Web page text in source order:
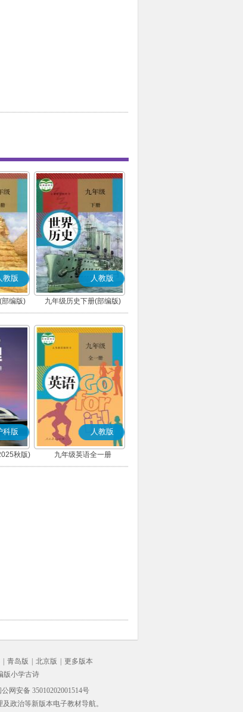
教版
部编版)
人教版
九年级历史下册(部编版)
科版
秋版)
人教版
九年级英语全一册
青岛版 北京版
更多版本
版小学古诗
公网安备 35010202001514号
政治等新版本电子教材导航。